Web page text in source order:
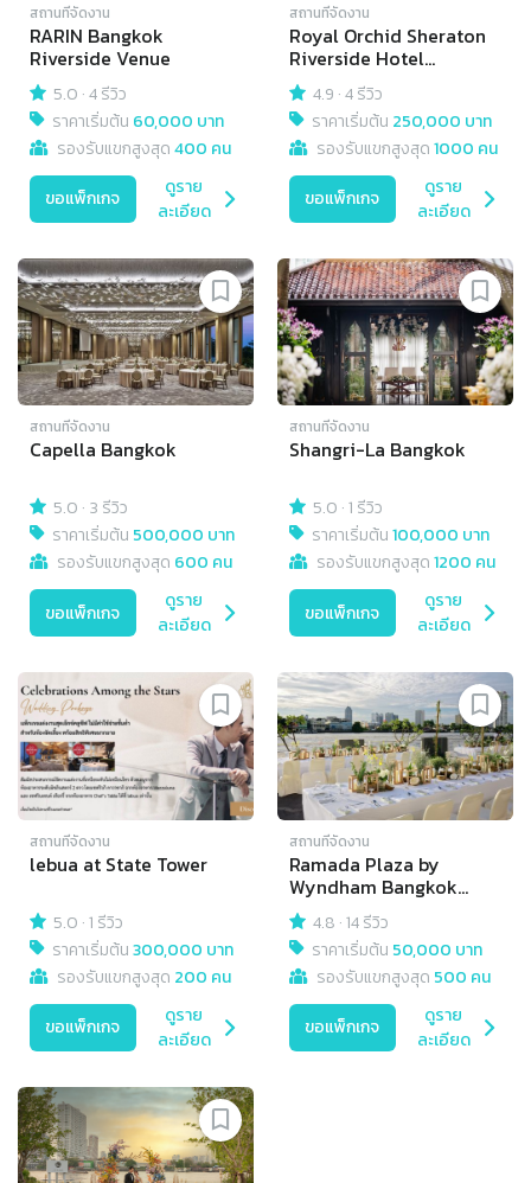
สถานที่จัดงาน
RARIN Bangkok
Riverside Venue
5.0 ·4 รีวิว
ราคาเริ่มต้น 60,000 บาท
รองรับแขกสูงสุด400 คน
ขอแพ็กเกจ
ดูราย
ละเอียด
สถานที่จัดงาน
Royal Orchid Sheraton
Riverside Hotel
Bangkok
4.9 ·4 รีวิว
ราคาเริ่มต้น 250,000 บาท
รองรับแขกสูงสุด1000 คน
ขอแพ็กเกจ
ดูราย
ละเอียด
สถานที่จัดงาน
Capella Bangkok
5.0 · 3 รีวิว
ราคาเริ่มต้น 500,000 บาท
รองรับแขกสูงสุด 600 คน
ขอแพ็กเกจ
ดูราย
ละเอียด
สถานที่จัดงาน
Shangri-La Bangkok
5.0 ·1 รีวิว
ราคาเริ่มต้น100,000 บาท
รองรับแขกสูงสุด1200 คน
ขอแพ็กเกจ
ดูราย
ละเอียด
สถานที่จัดงาน
lebua at State Tower
5.0 ·1 รีวิว
ราคาเริ่มต้น300,000 บาท
รองรับแขกสูงสุด 200 คน
ขอแพ็กเกจ
ดูราย
ละเอียด
สถานที่จัดงาน
Ramada Plaza by
Wyndham Bangkok
Menam Riverside
4.8 ·14 รีวิว
ราคาเริ่มต้น 50,000 บาท
รองรับแขกสูงสุด 500 คน
ขอแพ็กเกจ
ดูราย
ละเอียด